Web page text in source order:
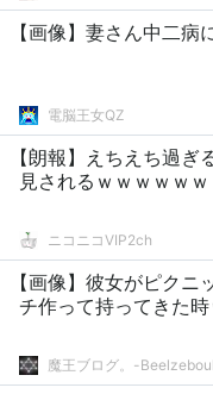
【画像】妻さん中二
電脳王女QZ
【朗報】えちえち過
見されるｗｗｗｗｗｗ
ニコニコVIP2ch
【画像】彼女がピクニ
チ作って持ってきた時
魔王ブログ。-